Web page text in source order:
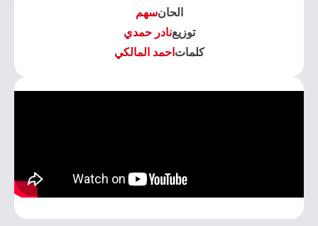
الحانسهم
توزيعنادر حمدي
كلمات احمد المالكي